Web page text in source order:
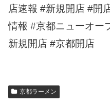
店速報 #新規開店 #開
情報 #京都ニューオー
新規開店 #京都開店
京都ラーメン